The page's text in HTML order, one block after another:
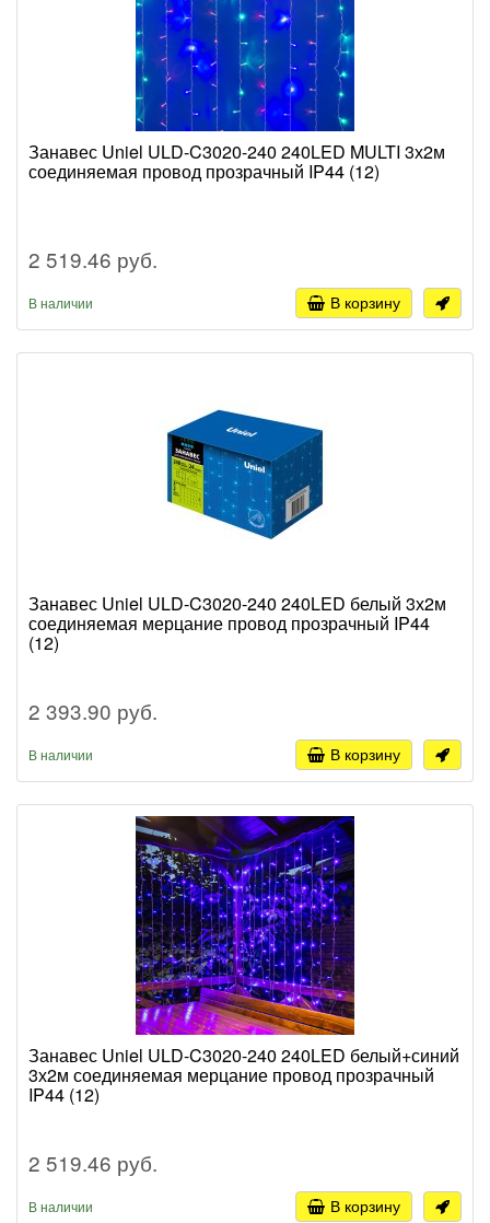
Занавес Uniel ULD-C3020-240 240LED MULTI 3х2м
соединяемая провод прозрачный IP44 (12)
2 519.46 руб.
В наличии В корзину
Занавес Uniel ULD-C3020-240 240LED белый 3х2м
соединяемая мерцание провод прозрачный IP44
(12)
2 393.90 руб.
В наличии В корзину
Занавес Uniel ULD-C3020-240 240LED белый+синий
3х2м соединяемая мерцание провод прозрачный
IP44 (12)
2 519.46 руб.
В наличии В корзину